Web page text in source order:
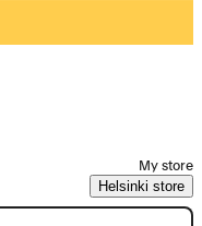
My store
Helsinki store